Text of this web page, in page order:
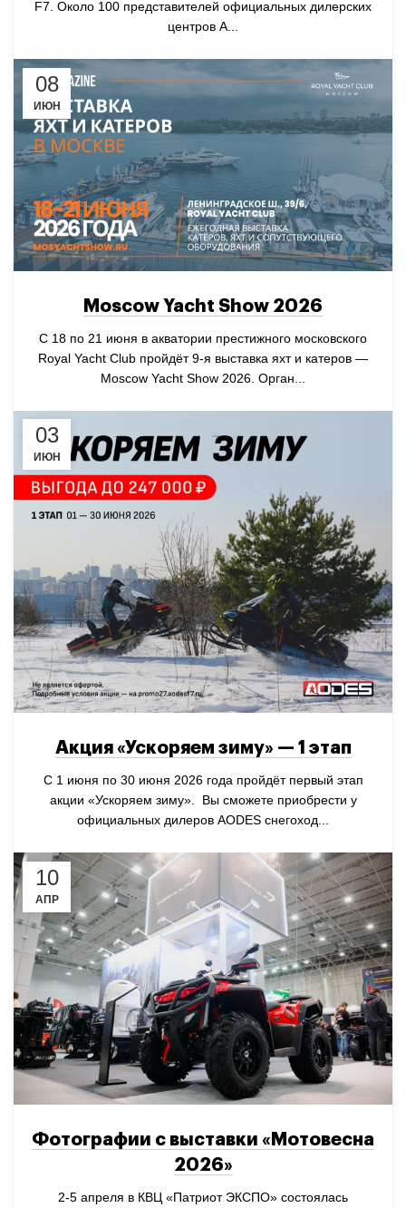
F7. Около 100 представителей официальных дилерских
центров A...
08
ИЮН
Moscow Yacht Show 2026
С 18 по 21 июня в акватории престижного московского
Royal Yacht Club пройдёт 9-я выставка яхт и катеров —
Moscow Yacht Show 2026. Орган...
03
ИЮН
Акция «Ускоряем зиму» — 1 этап
С 1 июня по 30 июня 2026 года пройдёт первый этап
акции «Ускоряем зиму». Вы сможете приобрести у
официальных дилеров AODES снегоход...
10
АПР
Фотографии с выставки «Мотовесна
2026»
2-5 апреля в КВЦ «Патриот ЭКСПО» состоялась